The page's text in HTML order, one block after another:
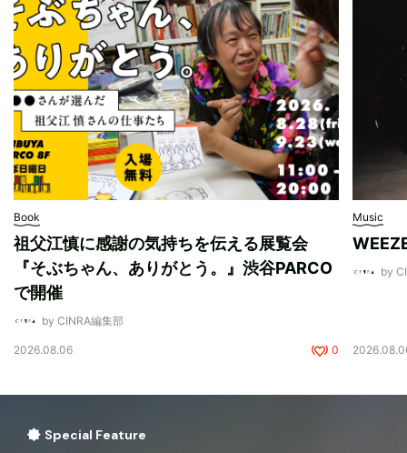
Book
祖父江慎に感謝の気持ちを伝える展覧会
『そぶちゃん、ありがとう。』渋谷PARCO
で開催
by CINRA編集部
2026.08.06 0
Music
by
Special Feature